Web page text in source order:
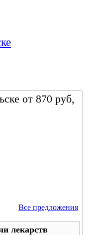
от 870 руб,
Все предложения
лекарств